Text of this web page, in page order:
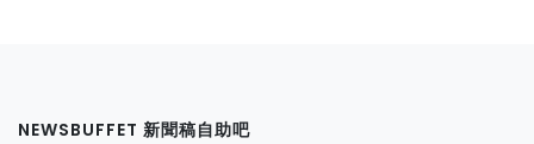
NEWSBUFFET 新聞稿自助吧